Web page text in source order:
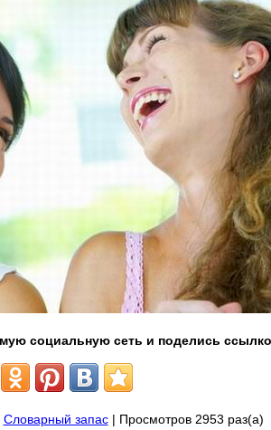
социальную сеть и поделись
Словарный запас| Просмотров 2953 раз(а)